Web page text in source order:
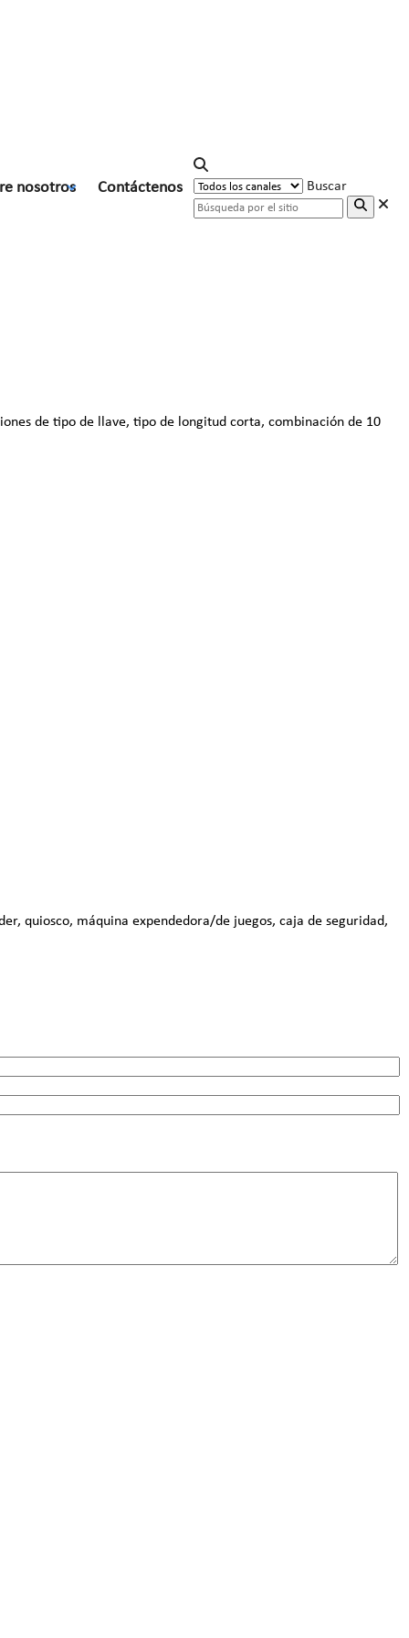
nosotros Contáctenos Buscar
de tipo de llave, tipo de longitud corta, combinación de 10
quiosco, máquina expendedora/de juegos, caja de seguridad,